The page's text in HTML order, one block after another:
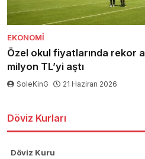
EKONOMI
Özel okul fiyatlarında rekor
milyon TL’yi aştı
SoleKinG 21 Haziran 2026
Döviz Kurları
Döviz Kuru